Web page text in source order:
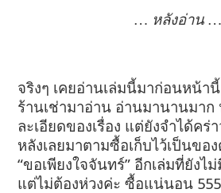
… หลังอ่าน …
จริงๆ เคยอ่านเล่มนี้มาก่อนหน้า
ร้านเช่ามาอ่าน อ่านมานานมาก
ละเอียดของเรื่อง แต่ยังจำได้คร่
หลังเลยมาตามซื้อเก็บไว้เป็นขอ
“ขอเพียงใจจันทร์” อีกเล่มที่ยังไ
แต่ไม่ต้องห่วงค่ะ ซื้อแน่นอน